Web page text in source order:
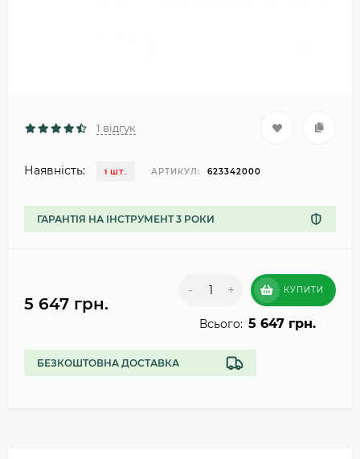
1 відгук
Наявність: 1 ШТ. АРТИКУЛ: 623342000
ГАРАНТІЯ НА ІНСТРУМЕНТ 3 РОКИ
5 647 грн.
- + КУПИТИ
Всього: 5 647 грн.
БЕЗКОШТОВНА ДОСТАВКА